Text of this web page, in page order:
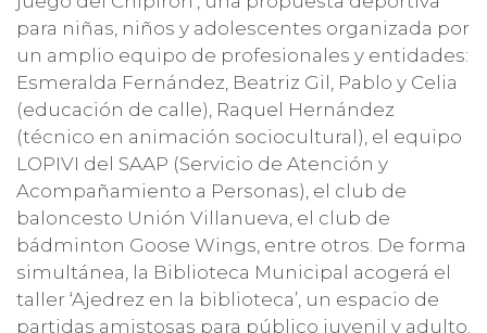
para niñas, niños y adolescentes organizada por
un amplio equipo de profesionales y entidades:
Esmeralda Fernández, Beatriz Gil, Pablo y Celia
(educación de calle), Raquel Hernández
(técnico en animación sociocultural), el equipo
LOPIVI del SAAP (Servicio de Atención y
Acompañamiento a Personas), el club de
baloncesto Unión Villanueva, el club de
bádminton Goose Wings, entre otros. De forma
simultánea, la Biblioteca Municipal acogerá el
taller ‘Ajedrez en la biblioteca’, un espacio de
partidas amistosas para público juvenil y adulto.